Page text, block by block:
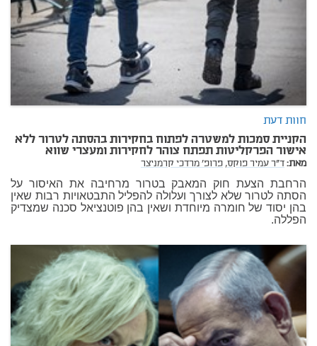
חוות דעת
הקניית סמכות למשטרה לפתוח בחקירות בהסתה לטרור ללא
אישור הפרקליטות תפתח צוהר לחקירות ומעצרי שווא
מאת:ד"ר עמיר פוקס, פרופ' מרדכי קרמניצר
הרחבת הצעת חוק המאבק בטרור מרחיבה את האיסור על
הסתה לטרור שלא לצורך ועלולה להפליל התבטאויות רבות שאין
בהן יסוד של חומרה מיוחדת ושאין בהן פוטנציאל סכנה שמצדיק
הפללה.